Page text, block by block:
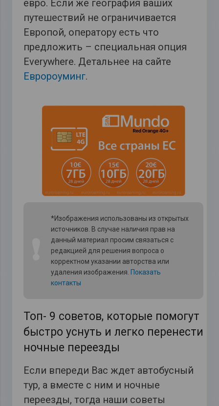
евро. Если же география ваших
путешествий не ограничивается
Европой, оператору есть что
предложить – специальная опция
Everywhere. Детальнее на сайте
Евророуминг.
*Изображения использованы из открытых
источников. В случае наличия прав на
данный материал просим связаться с
редакцией для решения вопроса о
корректном указании авторства или
удаления изображения. Показать
контакты
Топ- 9 советов, которые помогут
быстро уснуть и легко перенести
ночные переезды
Если впереди Вас ждет автобусный
тур, а вместе с ним и ночные
переезды, тогда наши советы